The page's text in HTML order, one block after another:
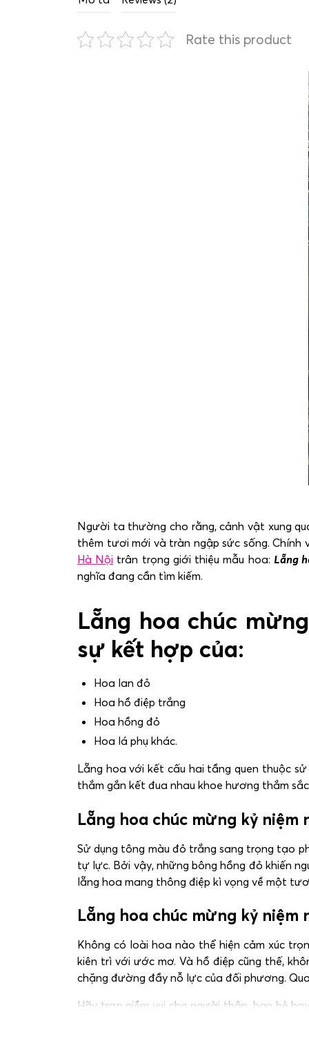
Rate this product
Người ta thường cho rằng, cảnh vật xung
thêm tươi mới và tràn ngập sức sống.
Hà Nội trân trọng giới thiệu mẫu hoa: Lẵng
nghĩa đang cần tìm kiếm.
Lẵng hoa chúc
sự kết hợp của:
Hoa lan đỏ
Hoa hồ điệp trắng
Hoa hồng đỏ
Hoa lá phụ khác.
Lẵng hoa với kết cấu hai tầng quen thuộc
thắm gắn kết đua nhau khoe hương thắm
Lẵng hoa chúc mừng kỷ
Sử dụng tông màu đỏ trắng sang trọng tạo
tự lực. Bởi vậy, những bông hồng đỏ khiến
lẵng hoa mang thông điệp kì vọng về một
Lẵng hoa chúc mừng kỷ
Không có loài hoa nào thể hiện cảm xúc
kiên trì với ước mơ. Và hồ điệp cũng thế,
chặng đường đầy nỗ lực của đối phương.
Hãy trao niềm vui cho người thân, bạn bè